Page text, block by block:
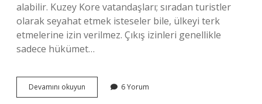
alabilir. Kuzey Kore vatandaşları; sıradan turistler
olarak seyahat etmek isteseler bile, ülkeyi terk
etmelerine izin verilmez. Çıkış izinleri genellikle
sadece hükümet…
Devamını okuyun
Koreye
6 Yorum